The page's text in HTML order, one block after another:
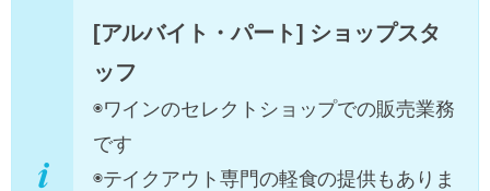
[アルバイト・パート] ショップスタ
ッフ
◉ワインのセレクトショップでの販売業務
です
◉テイクアウト専門の軽食の提供もありま